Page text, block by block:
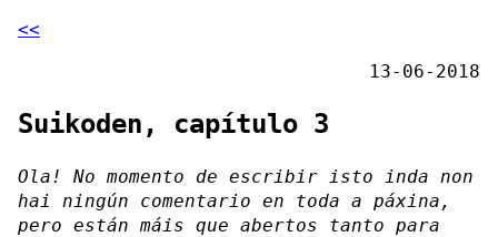
<<
13-06-2018
Suikoden, capítulo 3
Ola! No momento de escribir isto inda non
hai ningún comentario en toda a páxina,
pero están máis que abertos tanto para